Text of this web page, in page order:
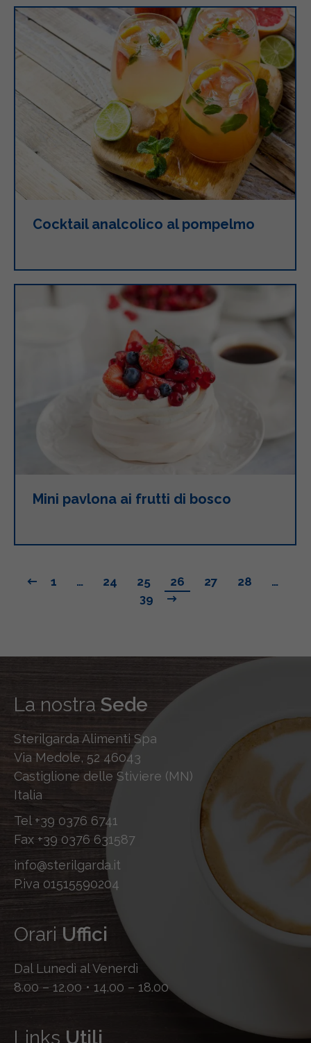
Cocktail analcolico al pompelmo
Mini pavlona ai frutti di bosco
1 … 24 25 26 27 28
…
39
La nostra Sede
Sterilgarda Alimenti Spa
Via Medole, 52 46043
Castiglione delle Stiviere (MN)
Italia
Tel +39 0376 6741
Fax +39 0376 631587
info@sterilgarda.it
P.iva 01515590204
Orari Uffici
Dal Lunedì al Venerdì
8.00 – 12.00 • 14.00 – 18.00
Links Utili